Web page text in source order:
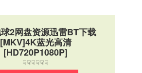
2网盘资源迅雷BT下载
[MKV]4K蓝光高清
[HD720P1080P]
☟☟☟☟☟☟